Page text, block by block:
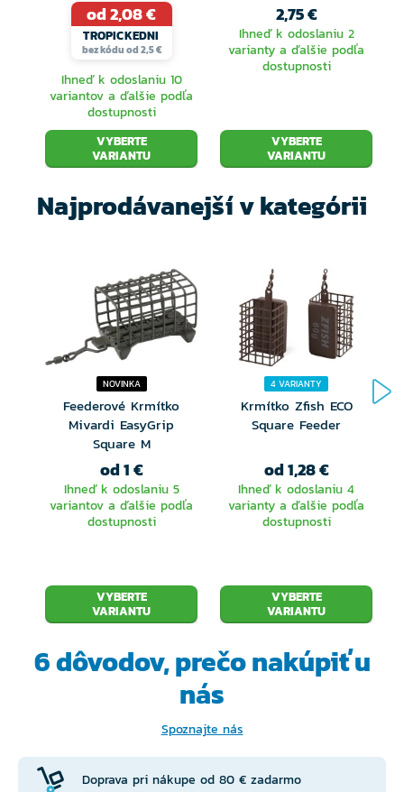
od 2,08 €
TROPICKEDNI
bez kódu od 2,5 €
Ihneď k odoslaniu 10
variantov a ďalšie podľa
dostupnosti
VYBERTE
VARIANTU
2,75 €
Ihneď k odoslaniu 2
varianty a ďalšie podľa
dostupnosti
VYBERTE
VARIANTU
Najprodávanejší v kategórii
NOVINKA
Feederové Krmítko
Mivardi EasyGrip
Square M
od 1 €
Ihneď k odoslaniu 5
variantov a ďalšie podľa
dostupnosti
VYBERTE
VARIANTU
4 VARIANTY
Krmítko Zfish ECO
Square Feeder
od 1,28 €
Ihneď k odoslaniu 4
varianty a ďalšie podľa
dostupnosti
VYBERTE
VARIANTU
6 dôvodov, prečonakúpiť u
nás
Spoznajte nás
Doprava pri nákupe od 80 € zadarmo